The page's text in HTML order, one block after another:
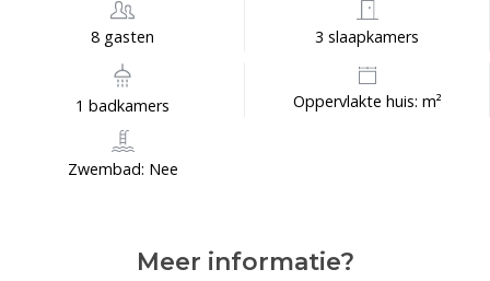
8 gasten 3 slaapkamers
1 badkamers Oppervlakte huis: m²
Zwembad: Nee
Meer informatie?